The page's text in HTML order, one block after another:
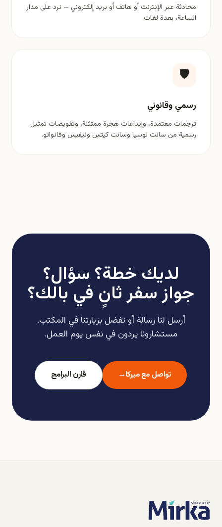
محادثة عبر الإنترنت أو هاتف أو بريد إلكتروني — نرد على مدار
الساعة، بعدة لغات.
🛡️
رسمي وقانوني
ترجمات معتمدة، وإيداعات هجرة ممتثلة، وتفويضات تمثيل
رسمية من سانت لوسيا وسانت كيتس ونيفيس وفانواتو.
لديك خطة؟ سؤال؟
جواز سفر ثانٍ في بالك؟
أرسل لنا رسالة أو تفضل بزيارتنا في المكتب.
مستشارونا يردون في نفس يوم العمل.
تواصل مع ميركا→ قارن البرامج